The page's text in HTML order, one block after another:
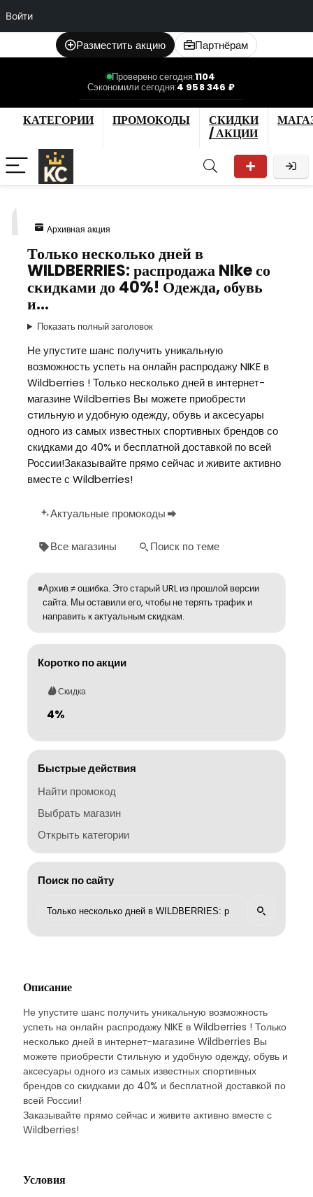
Войти
Разместить акцию Партнёрам
Проверено сегодня:1104
Сэкономили сегодня:4 958 346 ₽
КАТЕГОРИИ ПРОМОКОДЫ
СКИДКИ
/ АКЦИИ
Архивная акция
Только несколько дней в
WILDBERRIES: распродажа NIke со
скидками до 40%! Одежда, обувь
и…
Показать полный заголовок
Не упустите шанс получить уникальную
возможность успеть на онлайн распродажу NIKE в
Wildberries ! Только несколько дней в интернет-
магазине Wildberries Вы можете приобрести
cтильную и удобную одежду, обувь и аксесуары
одного из самых известных спортивных брендов со
скидками до 40% и бесплатной доставкой по всей
России!Заказывайте прямо сейчас и живите активно
вместе с Wildberries!
Актуальные промокоды
Все магазины Поиск по теме
Архив ≠ ошибка. Это старый URL из прошлой версии
сайта. Мы оставили его, чтобы не терять трафик и
направить к актуальным скидкам.
Коротко по акции
Скидка
4%
Быстрые действия
Найти промокод
Выбрать магазин
Открыть категории
Поиск по сайту
Описание
Не упустите шанс получить уникальную возможность
успеть на онлайн распродажу NIKE в Wildberries ! Только
несколько дней в интернет-магазине Wildberries Вы
можете приобрести cтильную и удобную одежду, обувь и
аксесуары одного из самых известных спортивных
брендов со скидками до 40% и бесплатной доставкой по
всей России!
Заказывайте прямо сейчас и живите активно вместе с
Wildberries!
Условия